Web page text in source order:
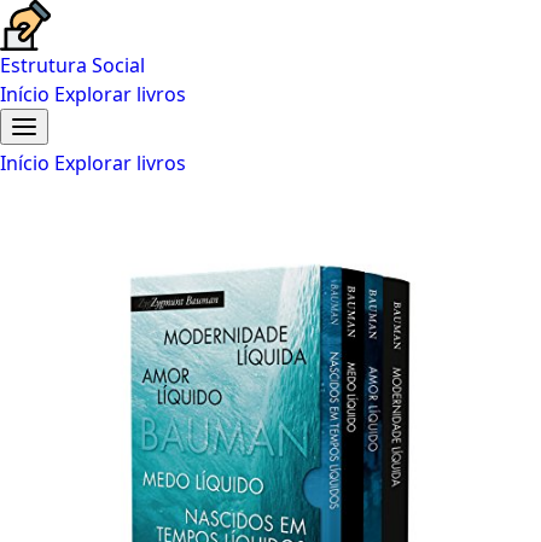
Estrutura Social
Início Explorar livros
Início Explorar livros